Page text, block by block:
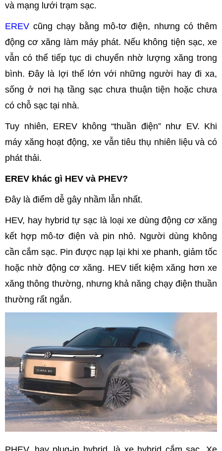
và mạng lưới trạm sạc.
EREV cũng chạy bằng mô-tơ điện, nhưng có thêm
động cơ xăng làm máy phát. Nếu không tiện sạc, xe
vẫn có thể tiếp tục di chuyển nhờ lượng xăng trong
bình. Đây là lợi thế lớn với những người hay đi xa,
sống ở nơi hạ tầng sạc chưa thuận tiện hoặc chưa
có chỗ sạc tại nhà.
Tuy nhiên, EREV không “thuần điện” như EV. Khi
máy xăng hoạt động, xe vẫn tiêu thụ nhiên liệu và có
phát thải.
EREV khác gì HEV và PHEV?
Đây là điểm dễ gây nhầm lẫn nhất.
HEV, hay hybrid tự sạc là loại xe dùng động cơ xăng
kết hợp mô-tơ điện và pin nhỏ. Người dùng không
cần cắm sạc. Pin được nạp lại khi xe phanh, giảm tốc
hoặc nhờ động cơ xăng. HEV tiết kiệm xăng hơn xe
xăng thông thường, nhưng khả năng chạy điện thuần
thường rất ngắn.